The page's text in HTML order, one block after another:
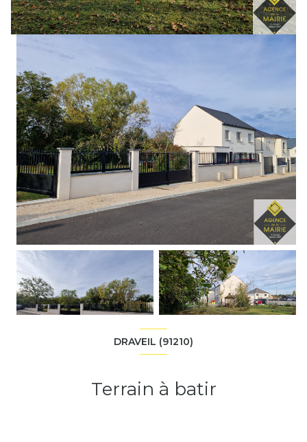
DRAVEIL (91210)
Terrain à batir